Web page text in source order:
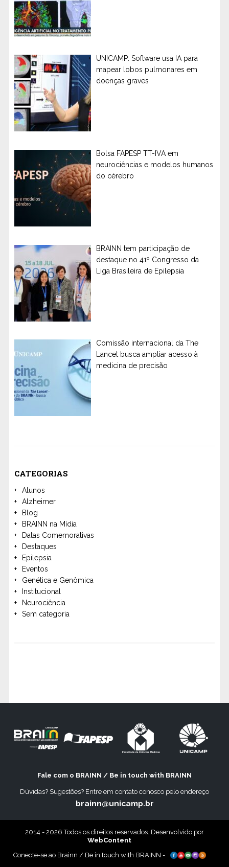
UNICAMP: Software usa IA para
mapear lobos pulmonares em
doenças graves
Bolsa FAPESP TT-IVA em
neurociências e modelos humanos
do cérebro
BRAINN tem participação de
destaque no 41º Congresso da
Liga Brasileira de Epilepsia
Comissão internacional da The
Lancet busca ampliar acesso à
medicina de precisão
CATEGORIAS
Alunos
Alzheimer
Blog
BRAINN na Mídia
Datas Comemorativas
Destaques
Epilepsia
Eventos
Genética e Genômica
Institucional
Neurociência
Sem categoria
Fale com o BRAINN / Be in touch with BRAINN
Dúvidas? Sugestões? Entre em contato conosco pelo endereço
brainn@unicamp.br
2014 - 2026 Todos os direitos reservados. Desenvolvido por
WebContent
Conecte-se ao Brainn / Be in touch with BRAINN -